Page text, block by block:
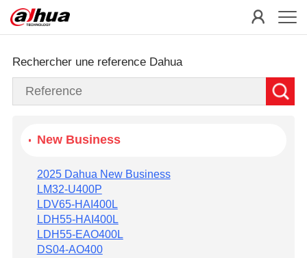
Rechercher une reference Dahua
New Business
2025 Dahua New Business
LM32-U400P
LDV65-HAI400L
LDH55-HAI400L
LDH55-EAO400L
DS04-AO400